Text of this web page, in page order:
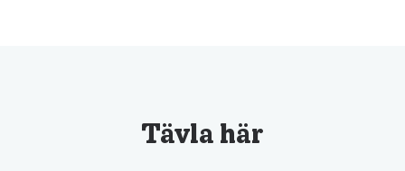
Tävla här